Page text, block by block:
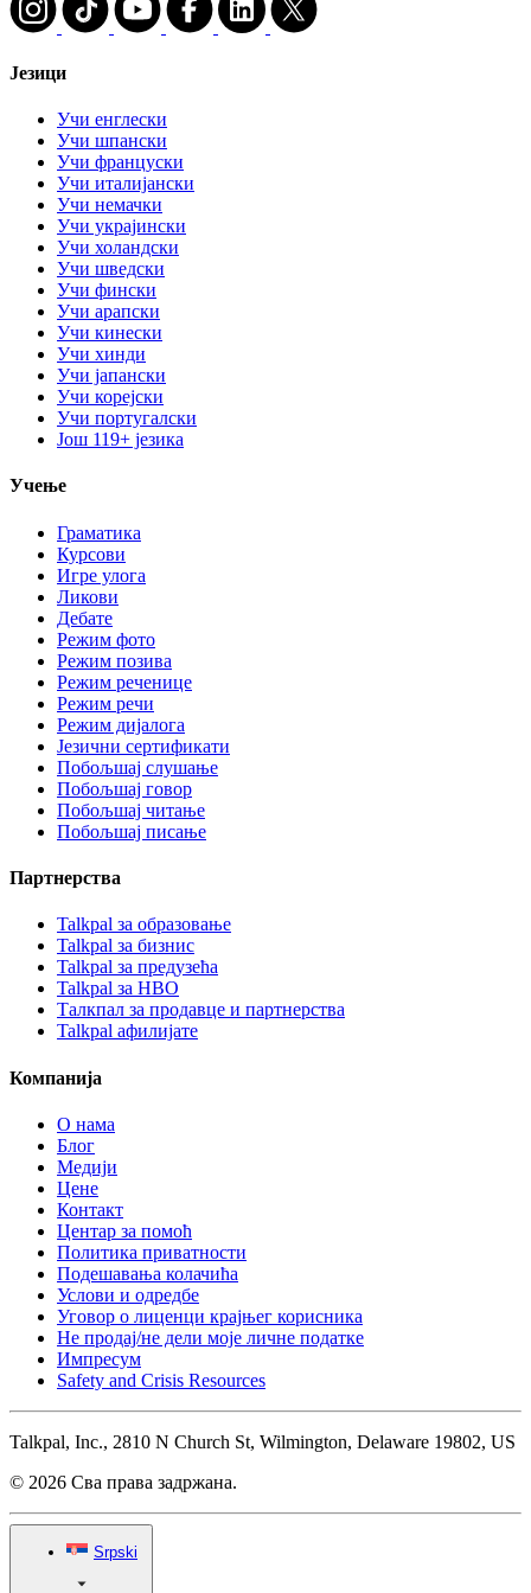
Језици
Учи енглески
Учи шпански
Учи француски
Учи италијански
Учи немачки
Учи украјински
Учи холандски
Учи шведски
Учи фински
Учи арапски
Учи кинески
Учи хинди
Учи јапански
Учи корејски
Учи португалски
Још 119+ језика
Учење
Граматика
Курсови
Игре улога
Ликови
Дебате
Режим фото
Режим позива
Режим реченице
Режим речи
Режим дијалога
Језични сертификати
Побољшај слушање
Побољшај говор
Побољшај читање
Побољшај писање
Партнерства
Talkpal за образовање
Talkpal за бизнис
Talkpal за предузећа
Talkpal за НВО
Талкпал за продавце и партнерства
Talkpal афилијате
Компанија
О нама
Блог
Медији
Цене
Контакт
Центар за помоћ
Политика приватности
Подешавања колачића
Услови и одредбе
Уговор о лиценци крајњег корисника
Не продај/не дели моје личне податке
Импресум
Safety and Crisis Resources
Talkpal, Inc., 2810 N Church St, Wilmington, Delaware 19802, US
© 2026 Сва права задржана.
Srpski